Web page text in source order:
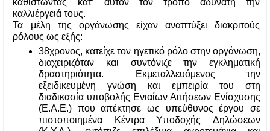
καθιστώντας κατ’ αυτόν τον τρόπο αδύνατη την
καλλιέργειά τους.
Τα μέλη της οργάνωσης είχαν αναπτύξει διακριτούς
ρόλους ως εξής:
38χρονος, κατείχε τον ηγετικό ρόλο στην οργάνωση,
διαχειριζόταν και συντόνιζε την εγκληματική
δραστηριότητα. Εκμεταλλευόμενος την
εξειδικευμένη γνώση και εμπειρία του στη
διαδικασία υποβολής Ενιαίων Αιτήσεων Ενίσχυσης
(Ε.Α.Ε.) που απέκτησε ως υπεύθυνος έργου σε
πιστοποιημένα Κέντρα Υποδοχής Δηλώσεων